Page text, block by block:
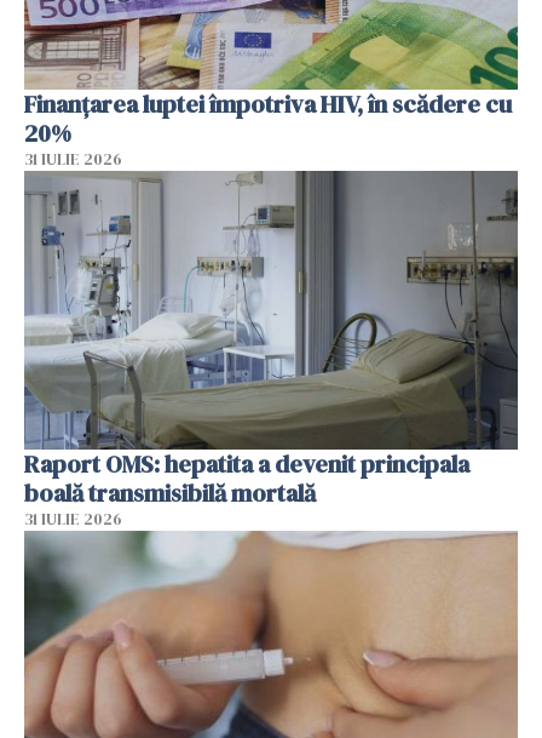
Finanțarea luptei împotriva HIV, în scădere cu
20%
31 IULIE 2026
Raport OMS: hepatita a devenit principala
boală transmisibilă mortală
31 IULIE 2026